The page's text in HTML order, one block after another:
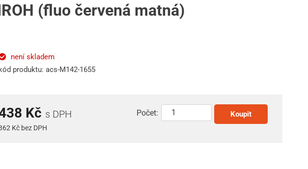
(fluo červená matná)
není skladem
kód produktu: acs-M142-1655
Kč s DPH
Kč bez DPH
Počet: Koupit